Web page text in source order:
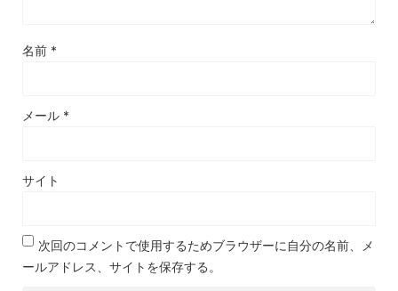
名前 *
メール *
サイト
次回のコメントで使用するためブラウザーに自分の名前、メ
ールアドレス、サイトを保存する。